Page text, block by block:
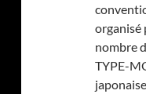
organisé
nombre
TYPE-